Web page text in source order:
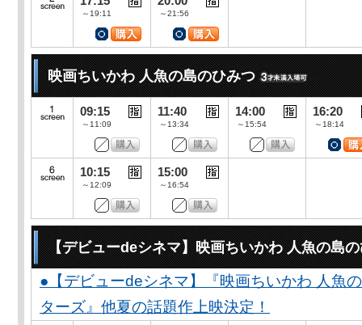
～19:11 ～21:56
映画ちいかわ 人魚の島のひみつ
09:15
～11:09
11:40
～13:34
14:00
～15:54
16:20
～18:14
10:15
～12:09
15:00
～16:54
【デビューdeシネマ】映画ちいかわ 人魚の島
●【デビューdeシネマ】『映画ちいかわ 人魚
ターズ』他夏の話題作上映決定！